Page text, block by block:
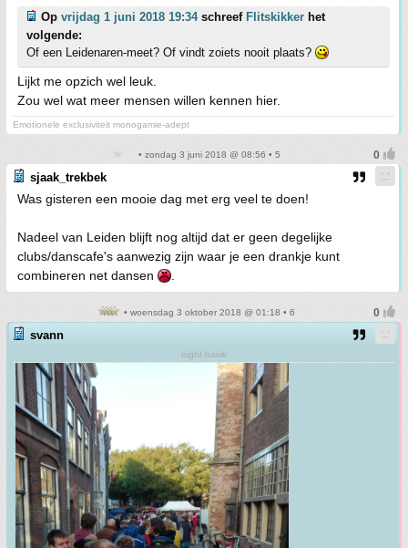
Op vrijdag 1 juni 2018 19:34schreef Flitskikker het
volgende:
Of een Leidenaren-meet? Of vindt zoiets nooit plaats?
Lijkt me opzich wel leuk.
Zou wel wat meer mensen willen kennen hier.
Emotionele exclusiviteit monogamie-adept
• zondag 3 juni 2018 @ 08:56 • 5
sjaak_trekbek
Was gisteren een mooie dag met erg veel te doen!
Nadeel van Leiden blijft nog altijd dat er geen degelijke
clubs/danscafe's aanwezig zijn waar je een drankje kunt
combineren net dansen
• woensdag 3 oktober 2018 @ 01:18 • 6
svann
night-hawk